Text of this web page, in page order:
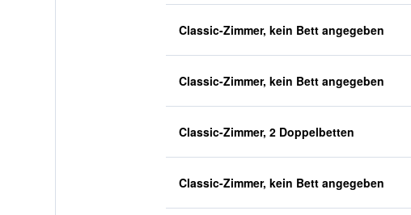
Classic-Zimmer, kein Bett angegeben
Classic-Zimmer, kein Bett angegeben
Classic-Zimmer, 2 Doppelbetten
Classic-Zimmer, kein Bett angegeben